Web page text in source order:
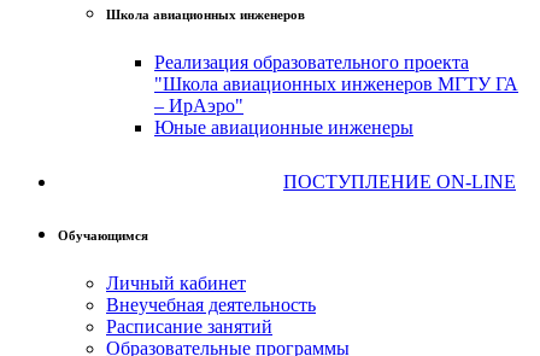
Школа авиационных инженеров
Реализация образовательного проекта
"Школа авиационных инженеров МГТУ ГА
– ИрАэро"
Юные авиационные инженеры
ПОСТУПЛЕНИЕ ON-LINE
Обучающимся
Личный кабинет
Внеучебная деятельность
Расписание занятий
Образовательные программы